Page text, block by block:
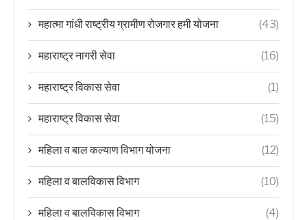
महात्मा गांधी राष्ट्रीय ग्रामीण रोजगार हमी योजना (43)
महाराष्ट्र नागरी सेवा (16)
महाराष्ट्र विकास सेवा (1)
महाराष्ट्र विकास सेवा (15)
महिला व बाल कल्याण विभाग योजना (12)
महिला व बालविकास विभाग (10)
महिला व बालविकास विभाग (4)